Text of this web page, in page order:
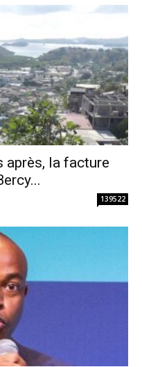
après, la facture
139522